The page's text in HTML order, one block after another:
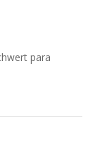
para